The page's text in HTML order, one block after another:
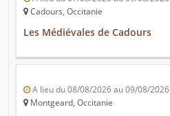
Cadours, Occitanie
Les Médiévales de Cadours
A lieu du 08/08/2026 au 09/08/2026
Montgeard, Occitanie